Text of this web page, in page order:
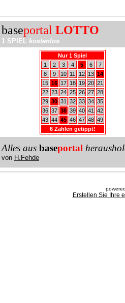
baseportal LOTTO
1 SPIEL kostenlos
Nur 1 Spiel
1
2 3 4 5 6
7
8
9 10 11 12 13 14
15 16 17 18 19 20 21
22 23 24 25 26 27 28
29 30 31 32 33 34 35
36 37 38 39 40 41
42
43 44 45 46 47 48 49
6 Zahlen getippt!
Alles aus baseportal
von H.Fehde
Erstellen Sie Ihre